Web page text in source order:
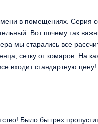
в помещениях. Серия
Вот почему так
мы старались все
сетку от комаров. На
входит стандартную цену!
Было бы грех